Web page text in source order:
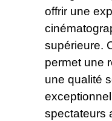
offrir une
supérieure.
permet une
une qualité
spectateurs